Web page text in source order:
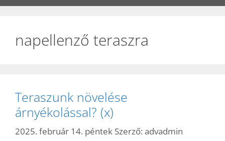
napellenző teraszra
Teraszunk növelése
árnyékolással? (x)
2025. február 14. péntek Szerző: advadmin